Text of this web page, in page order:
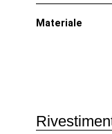
Materiale